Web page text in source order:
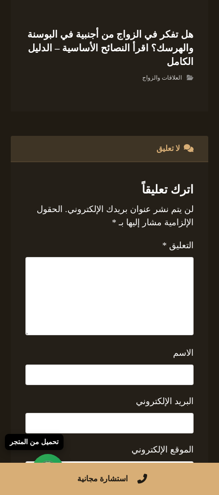
هل تفكر في الزواج من أجنبية في البوسنة
والهرسك؟ اقرأ النصائح الأساسية – الدليل
الكامل
العلاقات والزواج
لا تعليق
اترك تعليقاً
لن يتم نشر عنوان بريدك الإلكتروني. الحقول
الإلزامية مشار إليها بـ *
التعليق *
الاسم
البريد الإلكتروني
الموقع الإلكتروني
استشارة مجانية
تحميل من المتجر